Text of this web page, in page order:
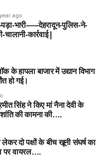
ago
भारी-—-देहरादून-पुलिस-ने-
कार्रवाई |
के हापला बाजार में उद्यान विभाग
हो गई।
सिंह ने किए मां नैना देवी के
की कामना की….
दो पक्षों के बीच खूनी संघर्ष का
पर वायरल….